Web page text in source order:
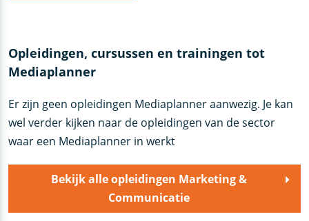
Opleidingen, cursussen en trainingen tot
Mediaplanner
Er zijn geen opleidingen Mediaplanner aanwezig. Je kan
wel verder kijken naar de opleidingen van de sector
waar een Mediaplanner in werkt
Bekijk alle opleidingen Marketing &
Communicatie